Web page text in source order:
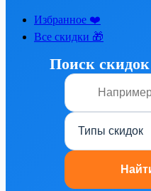
Избранное ❤️
Все скидки 🎁
Поиск